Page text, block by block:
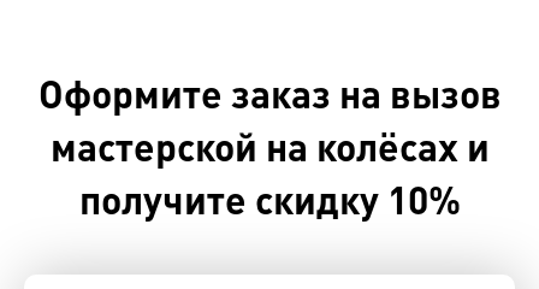
Оформите заказ на вызов
мастерской на колёсах и
получите скидку 10%